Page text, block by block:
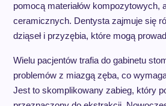
pomocą materiałów kompozytowych,
ceramicznych. Dentysta zajmuje się
dziąseł i przyzębia, które mogą
Wielu pacjentów trafia do gabinetu
problemów z miazgą zęba, co
Jest to skomplikowany zabieg, który